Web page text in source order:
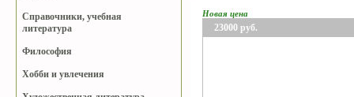
Справочники, учебная
литература
Философия
Хобби и увлечения
Новая цена
23000 руб.